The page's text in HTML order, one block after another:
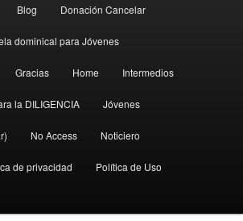
Blog Donación Cancelar
dominical para Jóvenes
Gracias Home Intermedios
la DILIGENCIA Jóvenes
No Access Noticiero
de privacidad Política de Uso